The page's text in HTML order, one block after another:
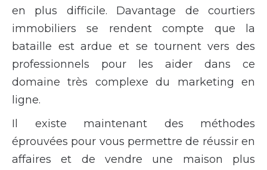
en plus difficile. Davantage de courtiers
immobiliers se rendent compte que la
bataille est ardue et se tournent vers des
professionnels pour les aider dans ce
domaine très complexe du marketing en
ligne.
Il existe maintenant des méthodes
éprouvées pour vous permettre de réussir en
affaires et de vendre une maison plus